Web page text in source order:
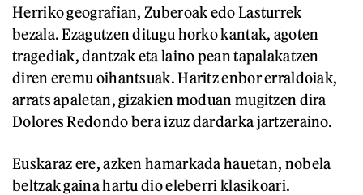
Herriko geografian, Zuberoak edo Lasturrek
bezala. Ezagutzen ditugu horko kantak, agoten
tragediak, dantzak eta laino pean tapalakatzen
diren eremu oihantsuak. Haritz enbor erraldoiak,
arrats apaletan, gizakien moduan mugitzen dira
Dolores Redondo bera izuz dardarka jartzeraino.
Euskaraz ere, azken hamarkada hauetan, nobela
beltzak gaina hartu dio eleberri klasikoari.